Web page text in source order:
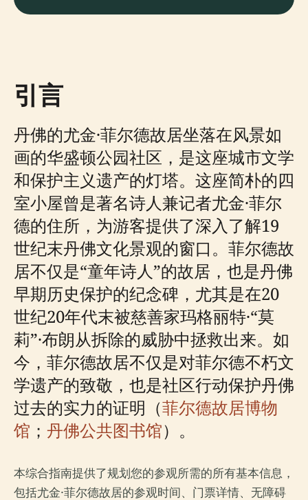
引言
丹佛的尤金·菲尔德故居坐落在风景如
画的华盛顿公园社区，是这座城市文学
和保护主义遗产的灯塔。这座简朴的四
室小屋曾是著名诗人兼记者尤金·菲尔
德的住所，为游客提供了深入了解19
世纪末丹佛文化景观的窗口。菲尔德故
居不仅是“童年诗人”的故居，也是丹佛
早期历史保护的纪念碑，尤其是在20
世纪20年代末被慈善家玛格丽特·“莫
莉”·布朗从拆除的威胁中拯救出来。如
今，菲尔德故居不仅是对菲尔德不朽文
学遗产的致敬，也是社区行动保护丹佛
过去的实力的证明（菲尔德故居博物
馆 ； 丹佛公共图书馆）。
本综合指南提供了规划您的参观所需的所有基本信息，
包括尤金·菲尔德故居的参观时间、门票详情、无障碍